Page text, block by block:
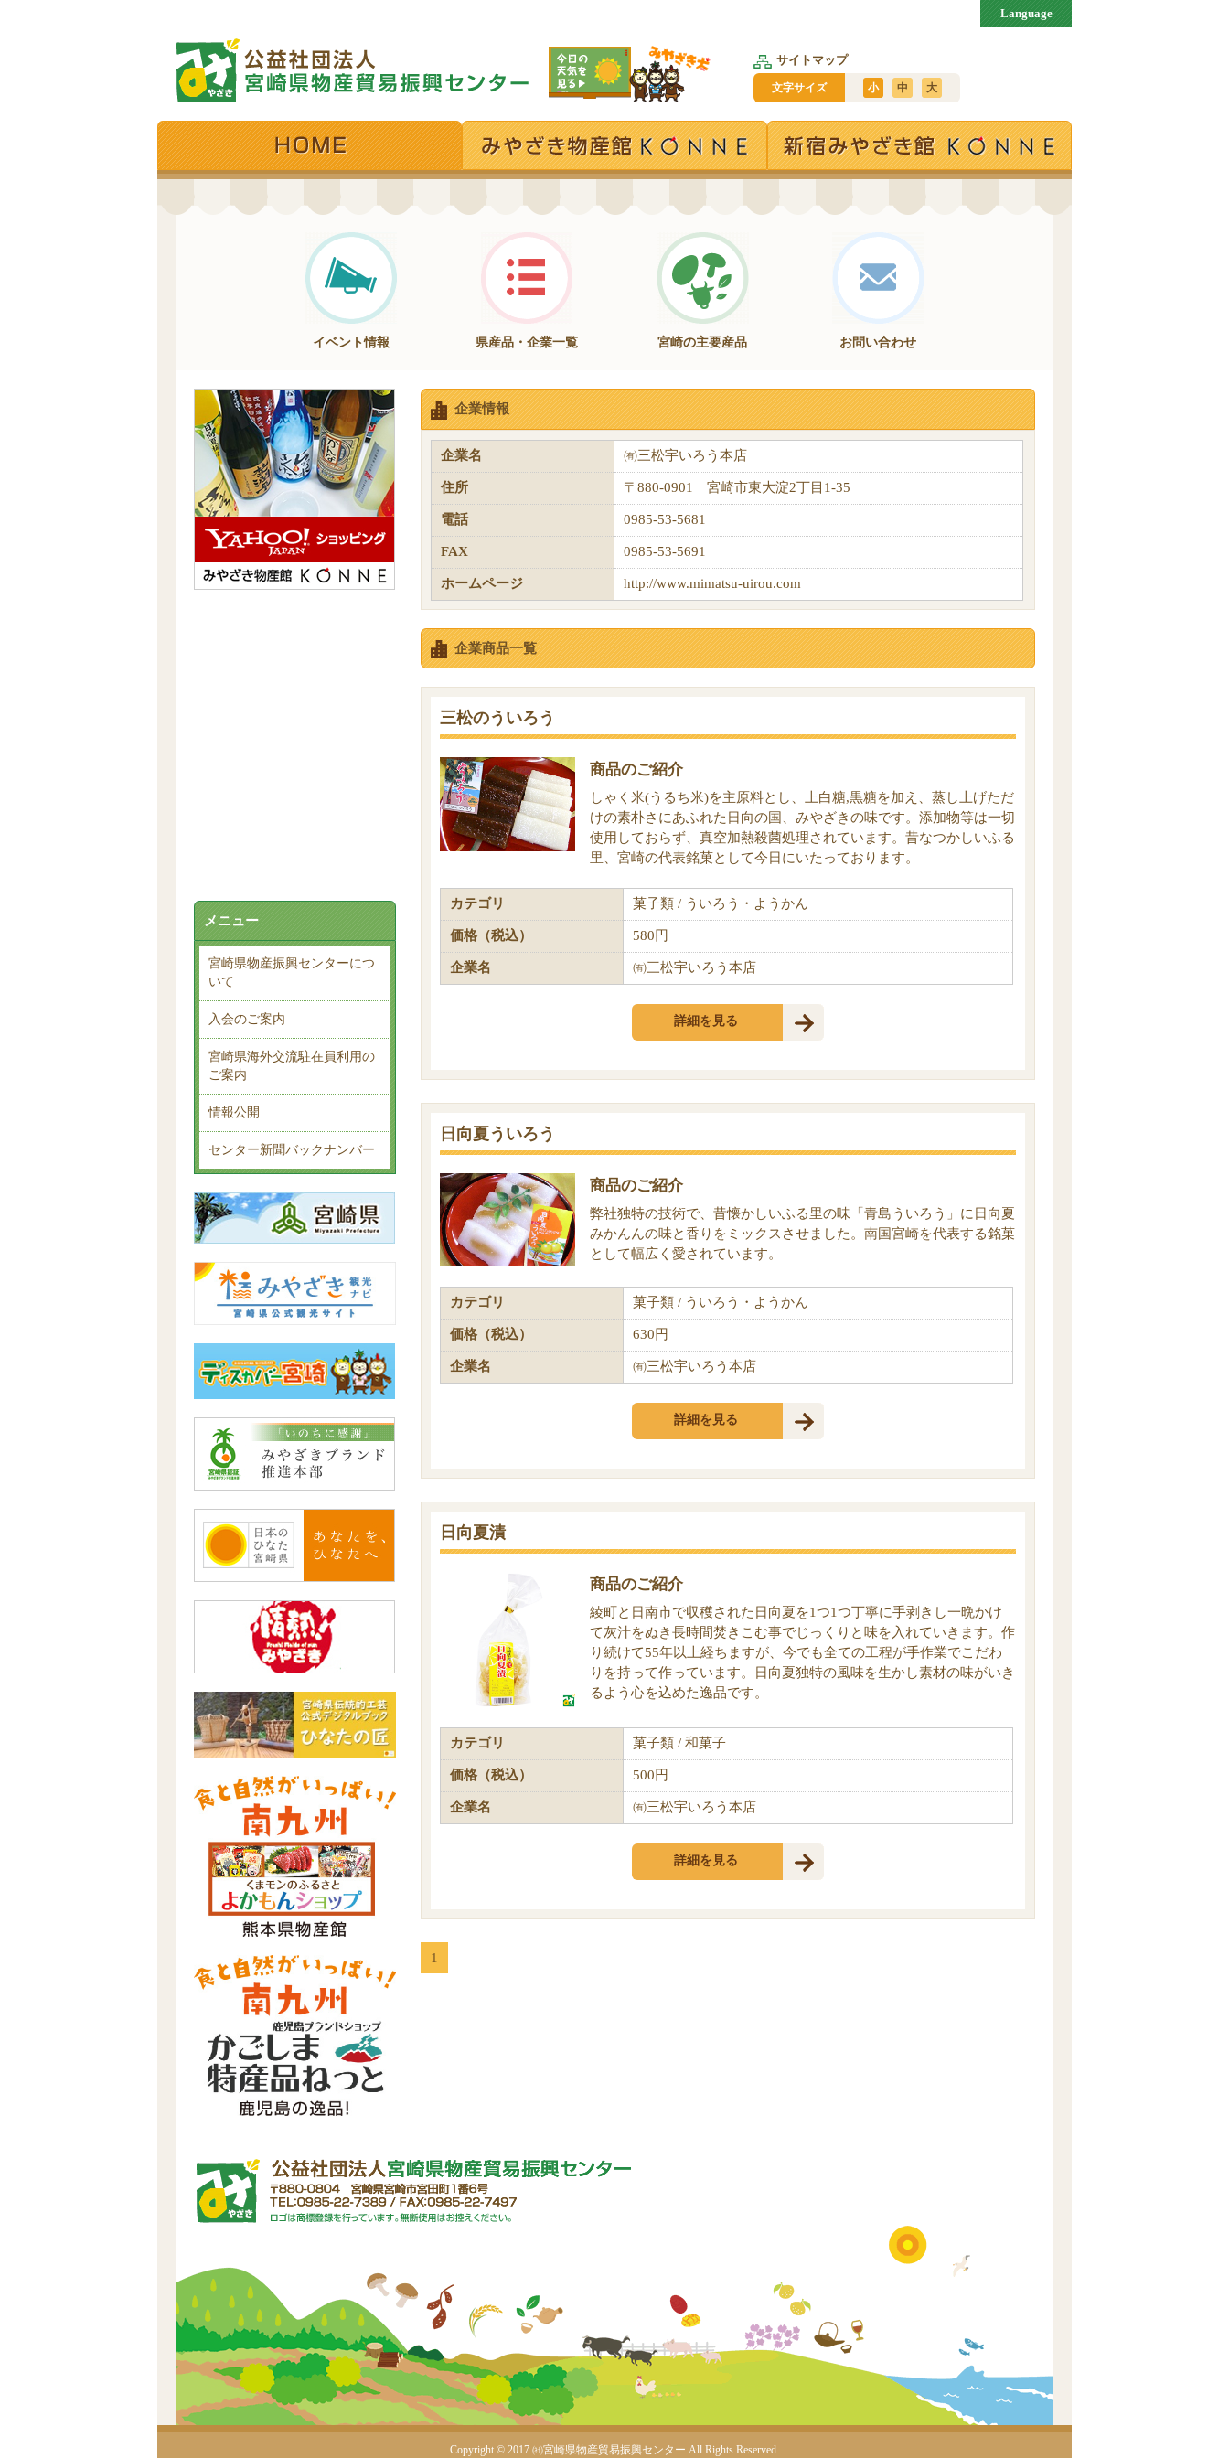
サイトマップ
文字サイズ 小 中 大
Language
イベント情報 県産品・企業一覧 宮崎の主要産品 お問い合わせ
企業情報
企業名 ㈲三松宇いろう本店
住所 〒880-0901 宮崎市東大淀2丁目1-35
電話 0985-53-5681
FAX 0985-53-5691
ホームページ http://www.mimatsu-uirou.com
企業商品一覧
三松のういろう
商品のご紹介
しゃく米(うるち米)を主原料とし、上白糖,黒糖を加え、蒸し上げただ
けの素朴さにあふれた日向の国、みやざきの味です。添加物等は一切
使用しておらず、真空加熱殺菌処理されています。昔なつかしいふる
里、宮崎の代表銘菓として今日にいたっております。
カテゴリ 菓子類 / ういろう・ようかん
価格（税込） 580円
企業名 ㈲三松宇いろう本店
詳細を見る
日向夏ういろう
商品のご紹介
弊社独特の技術で、昔懐かしいふる里の味「青島ういろう」に日向夏
みかんんの味と香りをミックスさせました。南国宮崎を代表する銘菓
として幅広く愛されています。
カテゴリ 菓子類 / ういろう・ようかん
価格（税込） 630円
企業名 ㈲三松宇いろう本店
詳細を見る
日向夏漬
商品のご紹介
綾町と日南市で収穫された日向夏を1つ1つ丁寧に手剥きし一晩かけ
て灰汁をぬき長時間焚きこむ事でじっくりと味を入れていきます。作
り続けて55年以上経ちますが、今でも全ての工程が手作業でこだわ
りを持って作っています。日向夏独特の風味を生かし素材の味がいき
るよう心を込めた逸品です。
カテゴリ 菓子類 / 和菓子
価格（税込） 500円
企業名 ㈲三松宇いろう本店
詳細を見る
1
メニュー
宮崎県物産振興センターにつ
いて
入会のご案内
宮崎県海外交流駐在員利用の
ご案内
情報公開
センター新聞バックナンバー
Copyright © 2017 ㈳宮崎県物産貿易振興センター All Rights Reserved.